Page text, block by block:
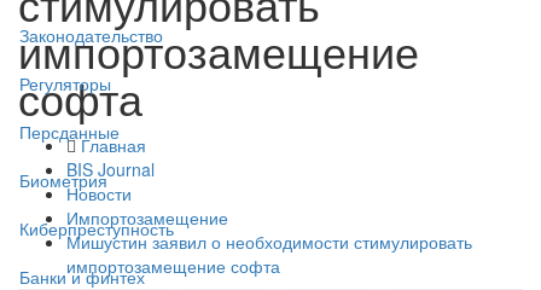
Законодательство
Регуляторы
Персданные
Биометрия
Киберпреступность
Банки и финтех
импортозамещение
софта
Главная
BIS Journal
Новости
Импортозамещение
Мишустин заявил о необходимости стимулировать
импортозамещение софта